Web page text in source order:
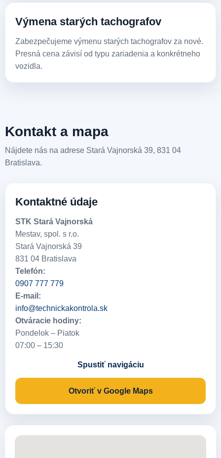
Výmena starých tachografov
Zabezpečujeme výmenu starých tachografov za nové.
Presná cena závisí od typu zariadenia a konkrétneho
vozidla.
Kontakt a mapa
Nájdete nás na adrese Stará Vajnorská 39, 831 04
Bratislava.
Kontaktné údaje
STK Stará Vajnorská
Mestav, spol. s r.o.
Stará Vajnorská 39
831 04 Bratislava
Telefón:
0907 777 779
E-mail:
info@technickakontrola.sk
Otváracie hodiny:
Pondelok – Piatok
07:00 – 15:30
Spustiť navigáciu
Otvoriť v Google Maps